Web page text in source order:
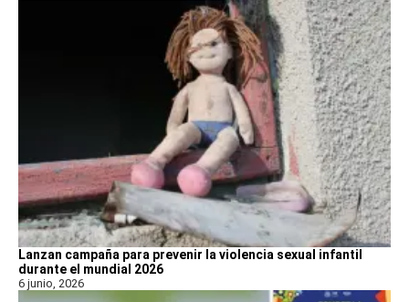
Lanzan campaña para prevenir la violencia sexual infantil
durante el mundial 2026
6 junio, 2026